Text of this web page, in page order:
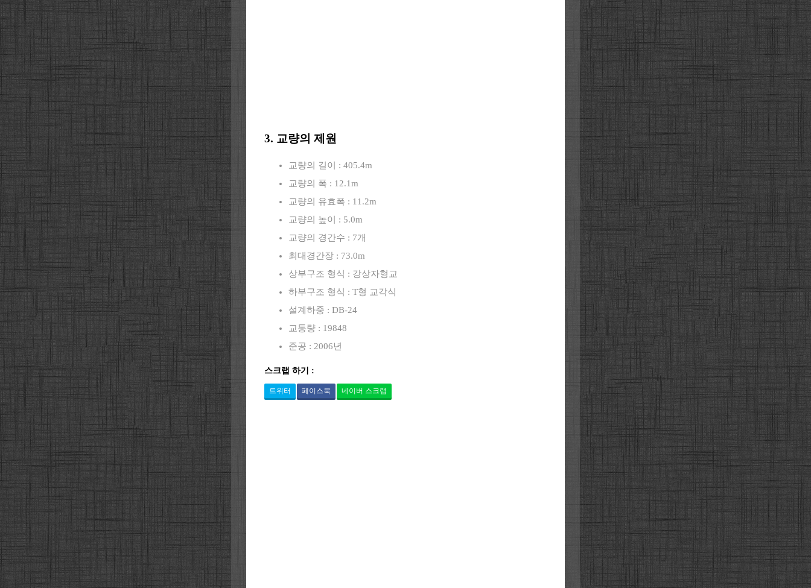
3. 교량의 제원
교량의 길이 : 405.4m
교량의 폭 : 12.1m
교량의 유효폭 : 11.2m
교량의 높이 : 5.0m
교량의 경간수 : 7개
최대경간장 : 73.0m
상부구조 형식 : 강상자형교
하부구조 형식 : T형 교각식
설계하중 : DB-24
교통량 : 19848
준공 : 2006년
스크랩 하기 :
트위터 페이스북 네이버 스크랩